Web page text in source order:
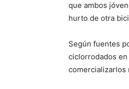
que ambos
hurto de otra
Según fuentes
ciclorrodados
comercializarlos